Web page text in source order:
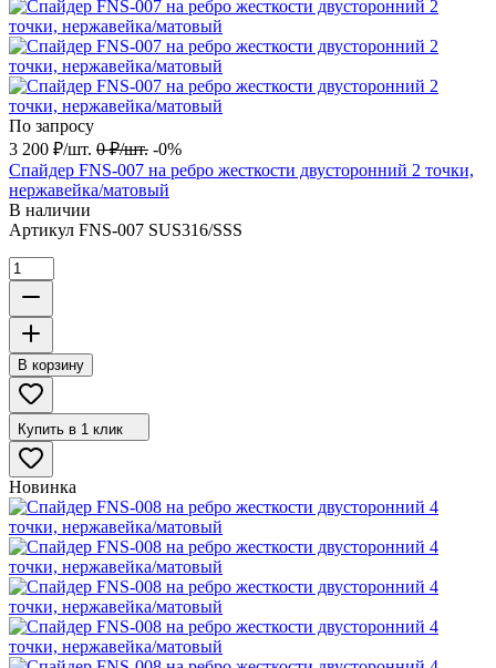
По запросу
3 200 ₽/шт. 0 ₽/шт. -0%
Спайдер FNS-007 на ребро жесткости двусторонний 2 точки,
нержавейка/матовый
В наличии
Артикул FNS-007 SUS316/SSS
В корзину
Купить в 1 клик
Новинка